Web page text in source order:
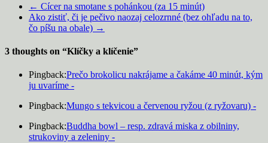
← Cícer na smotane s pohánkou (za 15 minút)
Ako zistiť, či je pečivo naozaj celozrnné (bez ohľadu na to,
čo píšu na obale) →
3 thoughts on “Klíčky a klíčenie”
Pingback:Prečo brokolicu nakrájame a čakáme 40 minút, kým
ju uvaríme -
Pingback:Mungo s tekvicou a červenou ryžou (z ryžovaru) -
Pingback:Buddha bowl – resp. zdravá miska z obilniny,
strukoviny a zeleniny -